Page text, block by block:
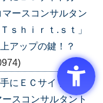
ースコンサルタン
ｈｉｒｔ.ｓｔ」
アップの鍵！？
にＥＣサイト分
スコンサルタント